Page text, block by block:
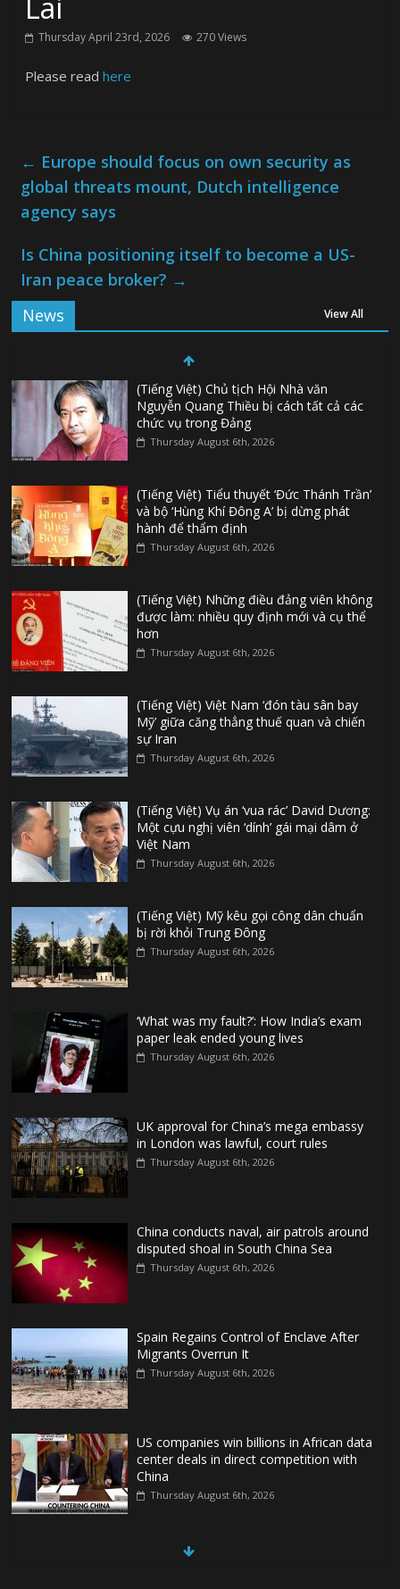
Lai
Thursday April 23rd, 2026 270 Views
Please readhere
← Europe should focus on own security as
global threats mount, Dutch intelligence
agency says
Is China positioning itself to become a US-
Iran peace broker? →
News
View All
(Tiếng Việt) Chủ tịch Hội Nhà văn
Nguyễn Quang Thiều bị cách tất cả các
chức vụ trong Đảng
Thursday August 6th, 2026
(Tiếng Việt) Tiểu thuyết ‘Đức Thánh Trần’
và bộ ‘Hùng Khí Đông A’ bị dừng phát
hành để thẩm định
Thursday August 6th, 2026
(Tiếng Việt) Những điều đảng viên không
được làm: nhiều quy định mới và cụ thể
hơn
Thursday August 6th, 2026
(Tiếng Việt) Việt Nam ‘đón tàu sân bay
Mỹ’ giữa căng thẳng thuế quan và chiến
sự Iran
Thursday August 6th, 2026
(Tiếng Việt) Vụ án ‘vua rác’ David Dương:
Một cựu nghị viên ‘dính’ gái mại dâm ở
Việt Nam
Thursday August 6th, 2026
(Tiếng Việt) Mỹ kêu gọi công dân chuẩn
bị rời khỏi Trung Đông
Thursday August 6th, 2026
‘What was my fault?’: How India’s exam
paper leak ended young lives
Thursday August 6th, 2026
UK approval for China’s mega embassy
in London was lawful, court rules
Thursday August 6th, 2026
China conducts naval, air patrols around
disputed shoal in South China Sea
Thursday August 6th, 2026
Spain Regains Control of Enclave After
Migrants Overrun It
Thursday August 6th, 2026
US companies win billions in African data
center deals in direct competition with
China
Thursday August 6th, 2026
China, Russia, Iran and North Korea